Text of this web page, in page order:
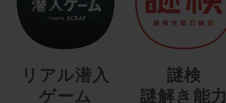
リアル潜入
ゲーム
謎検
謎解き能